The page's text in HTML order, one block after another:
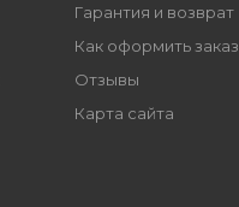
Гарантия и возврат
Как оформить заказ
Отзывы
Карта сайта